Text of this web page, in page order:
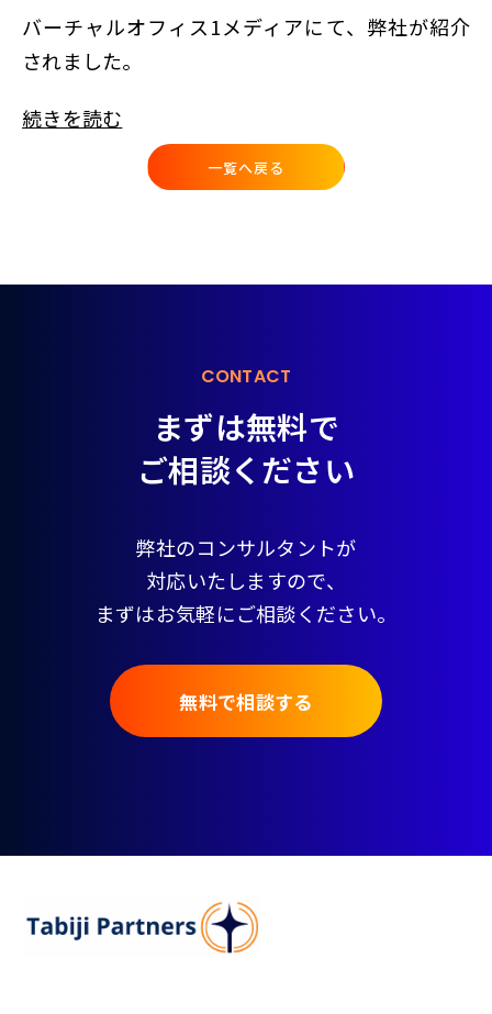
バーチャルオフィス1メディアにて、弊社が紹介
されました。
続きを読む
一覧へ戻る
CONTACT
まずは無料で
ご相談ください
弊社のコンサルタントが
対応いたしますので、
まずはお気軽にご相談ください。
無料で相談する